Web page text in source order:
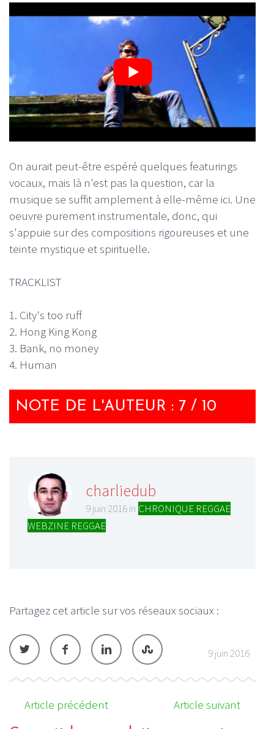
On aurait peut-être espéré quelques featurings
vocaux, mais là n'est pas la question, car la
musique se suffit amplement à elle-même ici. Une
oeuvre purement instrumentale, donc, qui
s'appuie sur des compositions rigoureuses et une
teinte mystique et spirituelle.
TRACKLIST
1. City's too ruff
2. Hong King Kong
3. Bank, no money
4. Human
NOTE DE L'AUTEUR : 7 / 10
charliedub
9 juin 2016 in CHRONIQUE REGGAE
WEBZINE REGGAE
Partagez cet article sur vos réseaux sociaux :
9 juin 2016
Article précédent Article suivant